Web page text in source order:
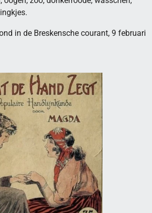
in de Breskensche courant, 9 februari